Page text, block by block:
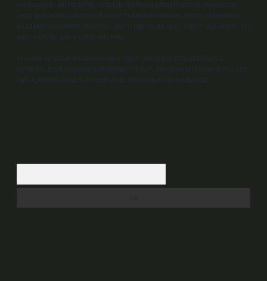
vermektedir. Bu nedenle, sitedeki içerikleri proaktif olarak denetleme
veya araştırma yükümlülüğümüz bulunmamaktadır. Ancak, üyelerimiz
yazdıkları içeriklerin sorumluluğunu taşımakta olup, siteye üye olarak bu
sorumluluğu kabul etmiş sayılırlar.
Hukuka ve yasal düzenlemelere aykırı olduğunu düşündüğünüz
içerikleri,
backlinkpanelicomtr@gmail.com adresine bildirmeniz halinde,
ilgili içerikler yasal süre içerisinde sitemizden kaldırılacaktır.